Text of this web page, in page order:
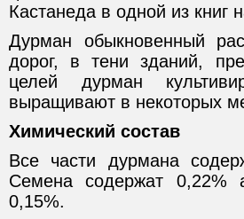
Кастанеда в одной из книг
Дурман обыкновенный
дорог, в тени зданий,
целей дурман
выращивают в некоторых
Химический состав
Все части дурмана
Семена содержат 0,22%
0,15%.